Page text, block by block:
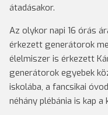
átadásakor.
Az olykor napi 16 órás
érkezett generátorok
élelmiszer is érkezett
generátorok egyebek
iskolába, a fancsikai
néhány plébánia is kap a